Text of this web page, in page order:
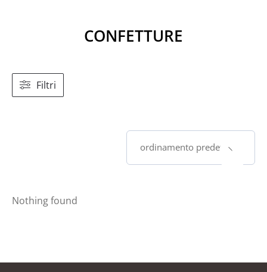
CONFETTURE
Filtri
ordinamento predefinito
Nothing found